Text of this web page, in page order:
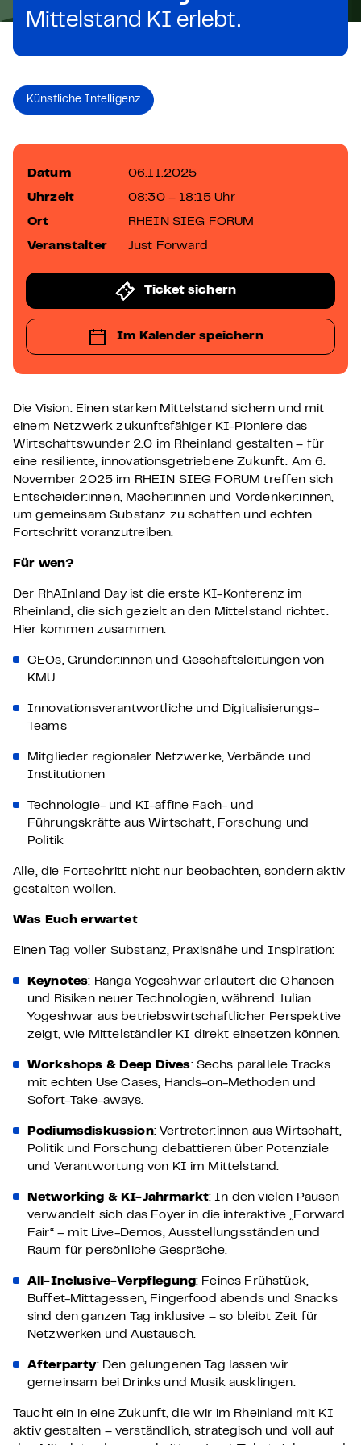
Mittelstand KI erlebt.
Künstliche Intelligenz
Die Vision: Einen starken Mittelstand sichern und mit
einem Netzwerk zukunftsfähiger KI-Pioniere das
Wirtschaftswunder 2.0 im Rheinland gestalten – für
eine resiliente, innovationsgetriebene Zukunft. Am 6.
November 2025 im RHEIN SIEG FORUM treffen sich
Entscheider:innen, Macher:innen und Vordenker:innen,
um gemeinsam Substanz zu schaffen und echten
Fortschritt voranzutreiben.
Für wen?
Der RhAInland Day ist die erste KI-Konferenz im
Rheinland, die sich gezielt an den Mittelstand richtet.
Hier kommen zusammen:
CEOs, Gründer:innen und Geschäftsleitungen von
KMU
Innovationsverantwortliche und Digitalisierungs-
Teams
Mitglieder regionaler Netzwerke, Verbände und
Institutionen
Technologie- und KI-affine Fach- und
Führungskräfte aus Wirtschaft, Forschung und
Politik
Alle, die Fortschritt nicht nur beobachten, sondern aktiv
gestalten wollen.
Was Euch erwartet
Einen Tag voller Substanz, Praxisnähe und Inspiration:
Keynotes: Ranga Yogeshwar erläutert die Chancen
und Risiken neuer Technologien, während Julian
Yogeshwar aus betriebswirtschaftlicher Perspektive
zeigt, wie Mittelständler KI direkt einsetzen können.
Workshops & Deep Dives: Sechs parallele Tracks
mit echten Use Cases, Hands-on-Methoden und
Sofort-Take-aways.
Podiumsdiskussion: Vertreter:innen aus Wirtschaft,
Politik und Forschung debattieren über Potenziale
und Verantwortung von KI im Mittelstand.
Networking & KI-Jahrmarkt: In den vielen Pausen
verwandelt sich das Foyer in die interaktive „Forward
Fair“ – mit Live-Demos, Ausstellungsständen und
Raum für persönliche Gespräche.
All-Inclusive-Verpflegung: Feines Frühstück,
Buffet-Mittagessen, Fingerfood abends und Snacks
sind den ganzen Tag inklusive – so bleibt Zeit für
Netzwerken und Austausch.
Afterparty: Den gelungenen Tag lassen wir
gemeinsam bei Drinks und Musik ausklingen.
Taucht ein in eine Zukunft, die wir im Rheinland mit KI
aktiv gestalten – verständlich, strategisch und voll auf
Datum 06.11.2025
Uhrzeit 08:30 – 18:15 Uhr
Ort RHEIN SIEG FORUM
Veranstalter Just Forward
Ticket sichern
Im Kalender speichern